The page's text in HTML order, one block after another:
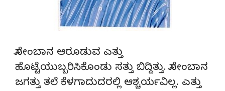
ಸೋಂಬಾನ ಆರೂಡುವ ಎತ್ತು
ಹೊಟ್ಟೆಯುಬ್ಬರಿಸಿಕೊಂಡು ಸತ್ತು ಬಿದ್ದಿತ್ತು. ಸೋಂಬಾನ
ಜಗತ್ತು ತಲೆ ಕೆಳಗಾದುದರಲ್ಲಿ ಆಶ್ಚರ್ಯವಿಲ್ಲ. ಎತ್ತು